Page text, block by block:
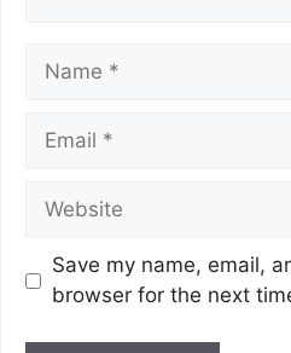
Save my name, email,
browser for the next